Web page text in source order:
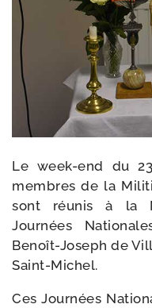
Le week-​end du
membres de la
sont réunis à la
Journées
Benoît-​Joseph de
Saint-Michel.
Ces Journées